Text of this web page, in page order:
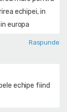
echipei, in
europa
Raspunde
echipe fiind